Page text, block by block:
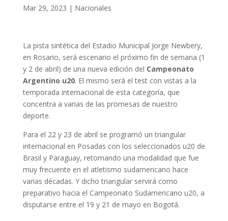
Mar 29, 2023 | Nacionales
La pista sintética del Estadio Municipal Jorge Newbery,
en Rosario, será escenario el próximo fin de semana (1
y 2 de abril) de una nueva edición del Campeonato
Argentino u20. El mismo será el test con vistas a la
temporada internacional de esta categoría, que
concentra a varias de las promesas de nuestro
deporte.
Para el 22 y 23 de abril se programó un triangular
internacional en Posadas con los seleccionados u20 de
Brasil y Paraguay, retomando una modalidad que fue
muy frecuente en el atletismo sudamericano hace
varias décadas. Y dicho triangular servirá como
preparativo hacia el Campeonato Sudamericano u20, a
disputarse entre el 19 y 21 de mayo en Bogotá.